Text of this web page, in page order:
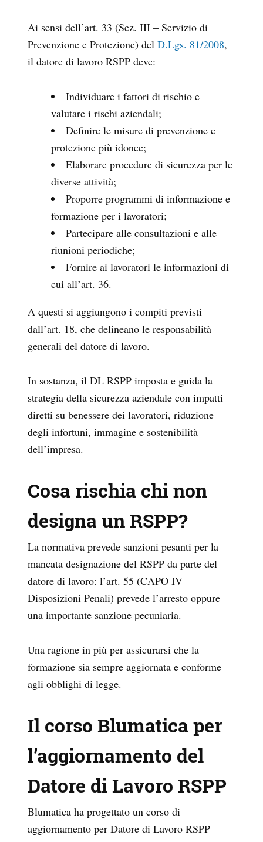
Ai sensi dell’art. 33 (Sez. III – Servizio di
Prevenzione e Protezione) del D.Lgs. 81/2008,
il datore di lavoro RSPP deve:
Individuare i fattori di rischio e
valutare i rischi aziendali;
Definire le misure di prevenzione e
protezione più idonee;
Elaborare procedure di sicurezza per le
diverse attività;
Proporre programmi di informazione e
formazione per i lavoratori;
Partecipare alle consultazioni e alle
riunioni periodiche;
Fornire ai lavoratori le informazioni di
cui all’art. 36.
A questi si aggiungono i compiti previsti
dall’art. 18, che delineano le responsabilità
generali del datore di lavoro.
In sostanza, il DL RSPP imposta e guida la
strategia della sicurezza aziendale con impatti
diretti su benessere dei lavoratori, riduzione
degli infortuni, immagine e sostenibilità
dell’impresa.
Cosa rischia chi non
designa un RSPP?
La normativa prevede sanzioni pesanti per la
mancata designazione del RSPP da parte del
datore di lavoro: l’art. 55 (CAPO IV –
Disposizioni Penali) prevede l’arresto oppure
una importante sanzione pecuniaria.
Una ragione in più per assicurarsi che la
formazione sia sempre aggiornata e conforme
agli obblighi di legge.
Il corso Blumatica per
l’aggiornamento del
Datore di Lavoro RSPP
Blumatica ha progettato un corso di
aggiornamento per Datore di Lavoro RSPP